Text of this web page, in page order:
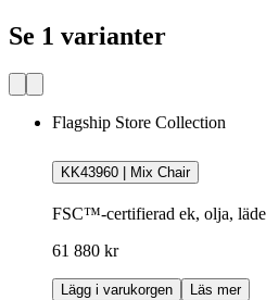
Se 1 varianter
Flagship Store Collection
KK43960 | Mix Chair
FSC™-certifierad ek, olja,
61 880 kr
Lägg i varukorgen Läs mer